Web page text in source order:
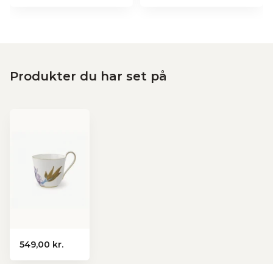
Produkter du har set på
549,00 kr.